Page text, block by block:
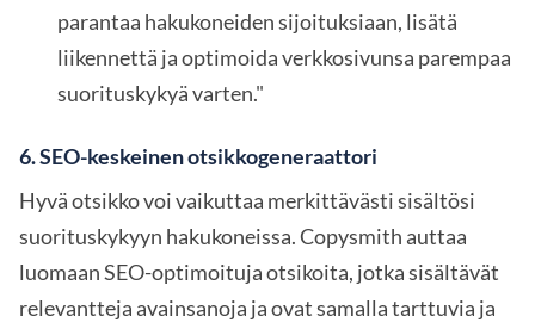
parantaa hakukoneiden sijoituksiaan, lisätä
liikennettä ja optimoida verkkosivunsa parempaa
suorituskykyä varten."
6.SEO-keskeinen otsikkogeneraattori
Hyvä otsikko voi vaikuttaa merkittävästi sisältösi
suorituskykyyn hakukoneissa. Copysmith auttaa
luomaan SEO-optimoituja otsikoita, jotka sisältävät
relevantteja avainsanoja ja ovat samalla tarttuvia ja